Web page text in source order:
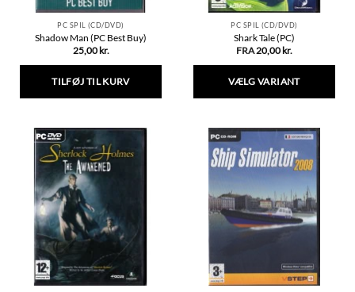
PC SPIL (CD/DVD)
Shadow Man (PC Best Buy)
25,00 kr.
TILFØJ TIL KURV
PC SPIL (CD/DVD)
Shark Tale (PC)
FRA20,00 kr.
VÆLG VARIANT
har
flere
varianter.
kan
vælges
på